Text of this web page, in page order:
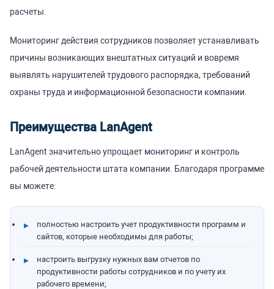
расчеты.
Мониторинг действия сотрудников позволяет устанавливать
причины возникающих внештатных ситуаций и вовремя
выявлять нарушителей трудового распорядка, требований
охраны труда и информационной безопасности компании.
Преимущества LanAgent
LanAgent значительно упрощает мониторинг и контроль
рабочей деятельности штата компании. Благодаря программе
вы можете:
полностью настроить учет продуктивности программ и
сайтов, которые необходимы для работы;
настроить выгрузку нужных вам отчетов по
продуктивности работы сотрудников и по учету их
рабочего времени;